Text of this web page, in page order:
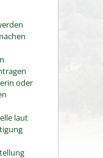
oder
laut